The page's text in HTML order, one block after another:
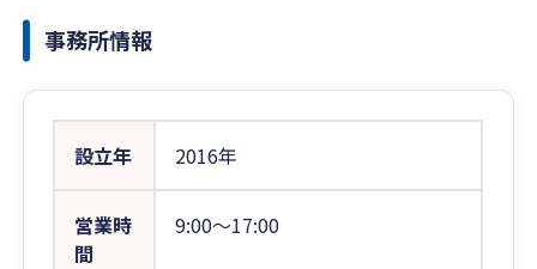
事務所情報
設立年 2016年
営業時
間
9:00〜17:00